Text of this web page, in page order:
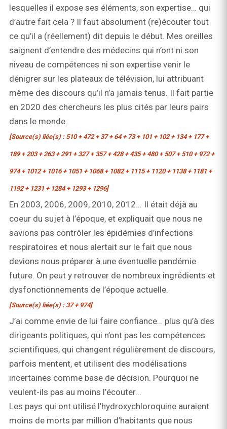
lesquelles il expose ses éléments, son expertise… qui
d’autre fait cela ? Il faut absolument (re)écouter tout
ce qu’il a (réellement) dit depuis le début. Mes oreilles
saignent d’entendre des médecins qui n’ont ni son
niveau de compétences ni son expertise venir le
dénigrer sur les plateaux de télévision, lui attribuant
même des discours qu’il n’a jamais tenus. Il fait partie
en 2020 des chercheurs les plus cités par leurs pairs
dans le monde.
[Source(s) liée(s) : 510 + 472 + 37 + 64 + 73 + 101 + 102 + 134 + 177 +
189 + 203 + 263 + 291 + 327 + 357 + 428 + 435 + 480 + 507 + 510 + 972 +
974 + 1012 + 1016 + 1051 + 1068 + 1082 + 1115 + 1120 + 1138 + 1181 +
1192 + 1231 + 1284 + 1293 + 1296]
En 2003, 2006, 2009, 2010, 2012... Il était déjà au
coeur du sujet à l’époque, et expliquait que nous ne
savions pas contrôler les épidémies d’infections
respiratoires et nous alertait sur le fait que nous
devions nous préparer à une éventuelle pandémie
future. On peut y retrouver de nombreux ingrédients et
dysfonctionnements de l’époque actuelle.
[Source(s) liée(s) : 37 + 974]
J’ai comme envie de lui faire confiance… plus qu’à des
dirigeants politiques, qui n’ont pas les compétences
scientifiques, qui changent régulièrement de discours,
parfois mentent, et utilisent des modélisations
incertaines comme base de décision. Pourquoi ne
veulent-ils pas au moins l’écouter...
Les pays qui ont utilisé l’hydroxychloroquine auraient
moins de morts par million d’habitants que nous